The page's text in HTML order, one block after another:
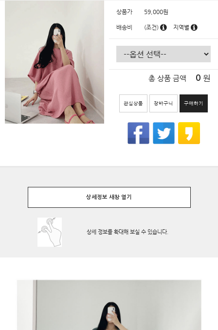
상품가 59,000원
배송비 (조건) 지역별
총 상품 금액 0 원
관심상품 장바구니 구매하기
상세정보 새창 열기
상세 정보를 확대해 보실 수 있습니다.